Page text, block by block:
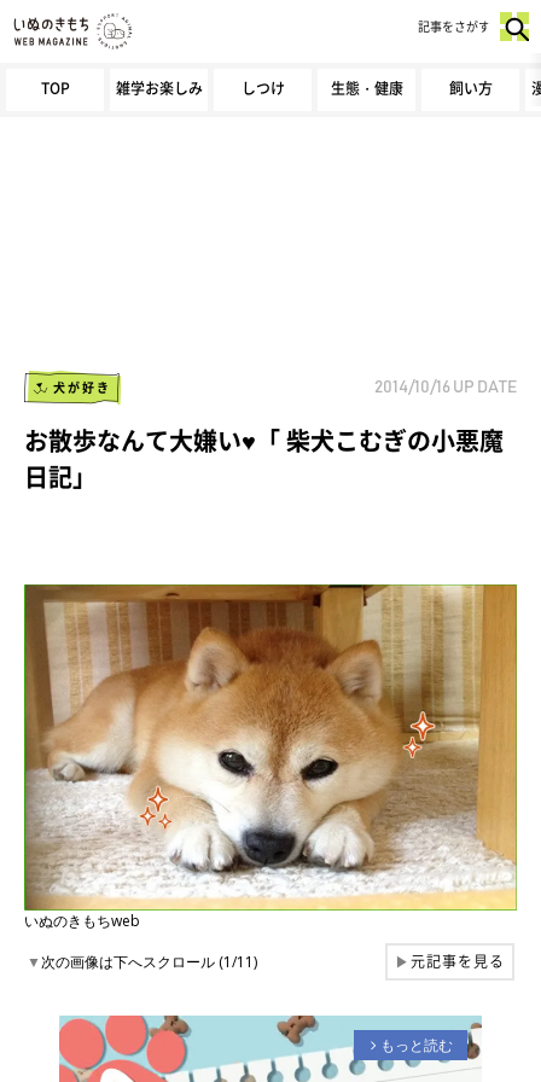
TOP 雑学お楽しみ しつけ 生態・健康 飼い方
記事をさがす
犬が好き 2014/10/16 UP DATE
お散歩なんて大嫌い♥「 柴犬こむぎの小悪魔
日記」
いぬのきもちweb
▼次の画像は下へスクロール (1/11) ▶元記事を見る
arrow_forward_ios もっと読む